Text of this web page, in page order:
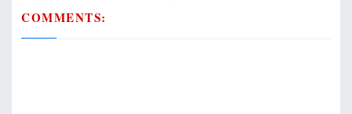
v
i
COMMENTS: